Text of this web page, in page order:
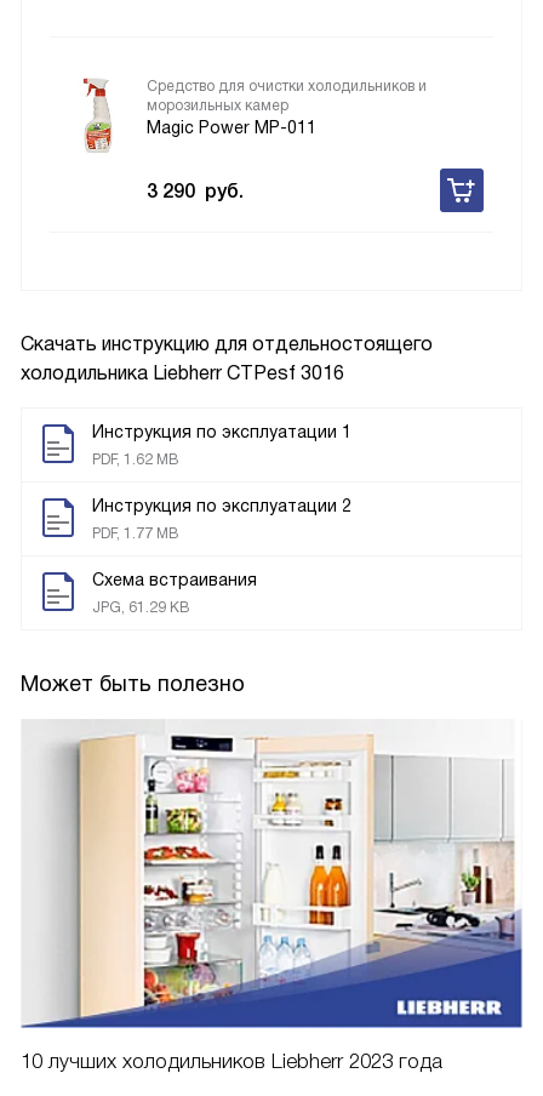
Скачать инструкцию для отдельностоящего
холодильника Liebherr CTPesf 3016
Инструкция по эксплуатации 1
PDF, 1.62 MB
Инструкция по эксплуатации 2
PDF, 1.77 MB
Схема встраивания
JPG, 61.29 KB
Может быть полезно
10 лучших холодильников Liebherr 2023 года
Средство для очистки холодильников и
морозильных камер
Magic Power MP-011
3 290 руб.